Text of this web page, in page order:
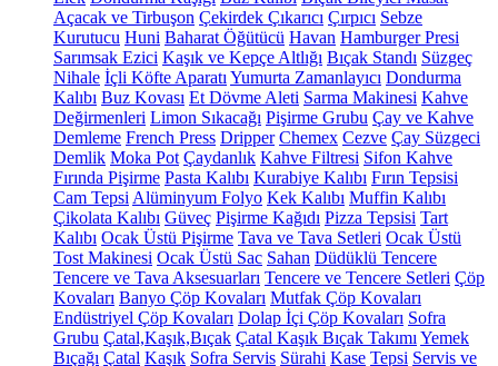
Açacak ve Tirbuşon Çekirdek Çıkarıcı Çırpıcı Sebze
Kurutucu Huni Baharat Öğütücü Havan Hamburger Presi
Sarımsak Ezici Kaşık ve Kepçe Altlığı Bıçak Standı Süzgeç
Nihale İçli Köfte Aparatı Yumurta Zamanlayıcı Dondurma
Kalıbı Buz Kovası Et Dövme Aleti Sarma Makinesi Kahve
Değirmenleri Limon Sıkacağı Pişirme Grubu Çay ve Kahve
Demleme French Press Dripper Chemex Cezve Çay Süzgeci
Demlik Moka Pot Çaydanlık Kahve Filtresi Sifon Kahve
Fırında Pişirme Pasta Kalıbı Kurabiye Kalıbı Fırın Tepsisi
Cam Tepsi Alüminyum Folyo Kek Kalıbı Muffin Kalıbı
Çikolata Kalıbı Güveç Pişirme Kağıdı Pizza Tepsisi Tart
Kalıbı Ocak Üstü Pişirme Tava ve Tava Setleri Ocak Üstü
Tost Makinesi Ocak Üstü Sac Sahan Düdüklü Tencere
Tencere ve Tava Aksesuarları Tencere ve Tencere Setleri Çöp
Kovaları Banyo Çöp Kovaları Mutfak Çöp Kovaları
Endüstriyel Çöp Kovaları Dolap İçi Çöp Kovaları Sofra
Grubu Çatal,Kaşık,Bıçak Çatal Kaşık Bıçak Takımı Yemek
Bıçağı Çatal Kaşık Sofra Servis Sürahi Kase Tepsi Servis ve